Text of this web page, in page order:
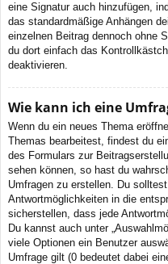
eine Signatur auch hinzufügen,
das standardmäßige Anhängen
einzelnen Beitrag dennoch ohne
du dort einfach das
deaktivieren.
Wie kann ich eine
Wenn du ein neues Thema
Themas bearbeitest, findest du
des Formulars zur
sehen können, so hast du
Umfragen zu erstellen. Du
Antwortmöglichkeiten in die
sicherstellen, dass jede
Du kannst auch unter
viele Optionen ein Benutzer
Umfrage gilt (0 bedeutet dabei